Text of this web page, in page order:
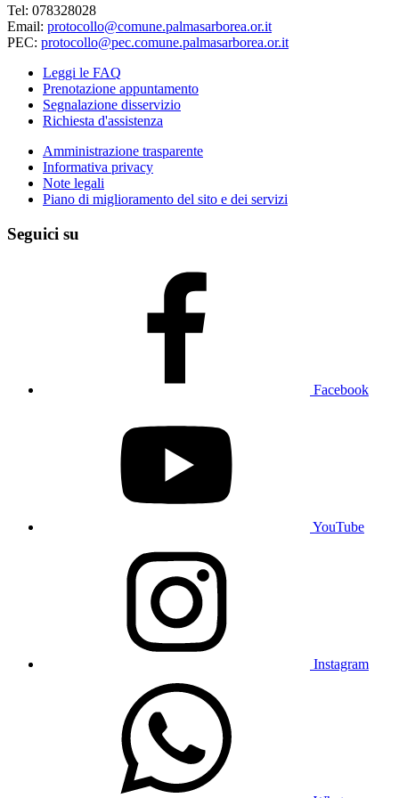
Tel: 078328028
Email: protocollo@comune.palmasarborea.or.it
PEC: protocollo@pec.comune.palmasarborea.or.it
Leggi le FAQ
Prenotazione appuntamento
Segnalazione disservizio
Richiesta d'assistenza
Amministrazione trasparente
Informativa privacy
Note legali
Piano di miglioramento del sito e dei servizi
Seguici su
Facebook
YouTube
Instagram